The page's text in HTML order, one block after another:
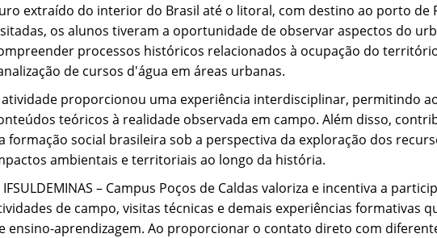
extraído do interior do Brasil até o litoral, com destino ao porto de
os alunos tiveram a oportunidade de observar aspectos do
processos históricos relacionados à ocupação do
de cursos d'água em áreas urbanas.
atividade proporcionou uma experiência interdisciplinar, permitindo
teóricos à realidade observada em campo. Além disso,
formação social brasileira sob a perspectiva da exploração dos
ambientais e territoriais ao longo da história.
IFSULDEMINAS – Campus Poços de Caldas valoriza e incentiva a
de campo, visitas técnicas e demais experiências formativas
ensino-aprendizagem. Ao proporcionar o contato direto com